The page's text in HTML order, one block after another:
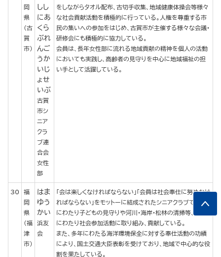
岡
県
（古
賀
市）
しし
にあ
くら
ぶれ
んご
うか
いじ
ょせ
いぶ
古賀
市シ
ニア
クラ
ブ連
合会
女性
部
をしながらタオル配布、古切手収集、地域健康体操会等様々
な社会貢献活動を積極的に行っている。人権を尊重する市
民の集いへの参加をはじめ、古賀市が主催する様々な会議・
研修会にも積極的に協力している。
会員は、長年女性部に流れる地域貢献の精神を個人の活動
においても実践し、高齢者の見守りを中心に地域福祉の担
い手として活躍している。
30
福
岡
県
（福
津
市）
はま
ゆう
かい
浜友
会
「会は楽しくなければならない」「会員は社会奉仕に努めなけ
ればならない」をモットーに結成されたシニアクラブで、永年
にわたり子どもの見守りや河川・海岸・松林の清掃等、多岐
にわたり社会参加活動に取り組み、貢献している。
また、多年にわたる海洋環境保全に対する奉仕活動の功績
により、国土交通大臣表彰を受けており、地域で中心的な役
割を果たしている。